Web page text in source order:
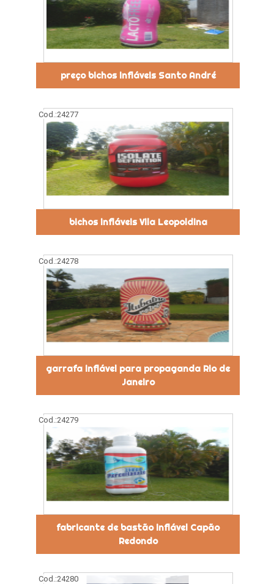
preço bichos infláveis Santo André
Cod.:24277
bichos infláveis Vila Leopoldina
Cod.:24278
garrafa inflável para propaganda Rio de
Janeiro
Cod.:24279
fabricante de bastão inflável Capão
Redondo
Cod.:24280